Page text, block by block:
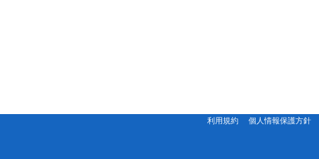
利用規約 個人情報保護方針